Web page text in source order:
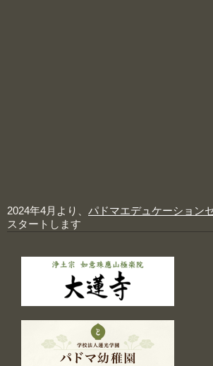
2024年4月より、 パドマエデュケーション
スタートします